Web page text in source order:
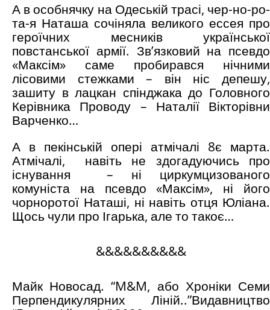
А в особнячку на Одеській трасі, чер-но-ро-
та-я Наташа сочіняла великого ессея про
героїчних месників української
повстанської армії. Зв’язковий на псевдо
«Максім» саме пробирався нічними
лісовими стежками – він ніс депешу,
зашиту в лацкан спінджака до Головного
Керівника Проводу – Наталії Вікторівни
Варченко…
А в пекінській опері атмічалі 8є марта.
Атмічалі, навіть не здогадуючись про
існування – ні циркумцизованого
комуніста на псевдо «Максім», ні його
чорноротої Наташі, ні навіть отця Юліана.
Щось чули про Ігарька, але то такоє…
&&&&&&&&&&
Майк Новосад. “M&M, або Хроніки Семи
Перпендикулярних Ліній..”Видавництво